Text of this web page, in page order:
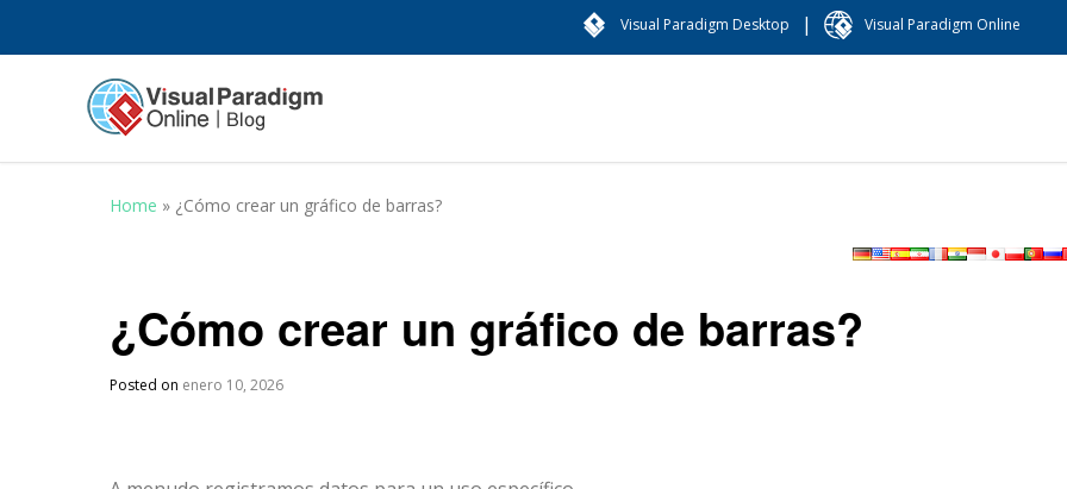
Visual Paradigm Desktop | Visual Paradigm Online
Home » ¿Cómo crear un gráfico de barras?
¿Cómo crear un gráfico de barras?
Posted on enero 10, 2026